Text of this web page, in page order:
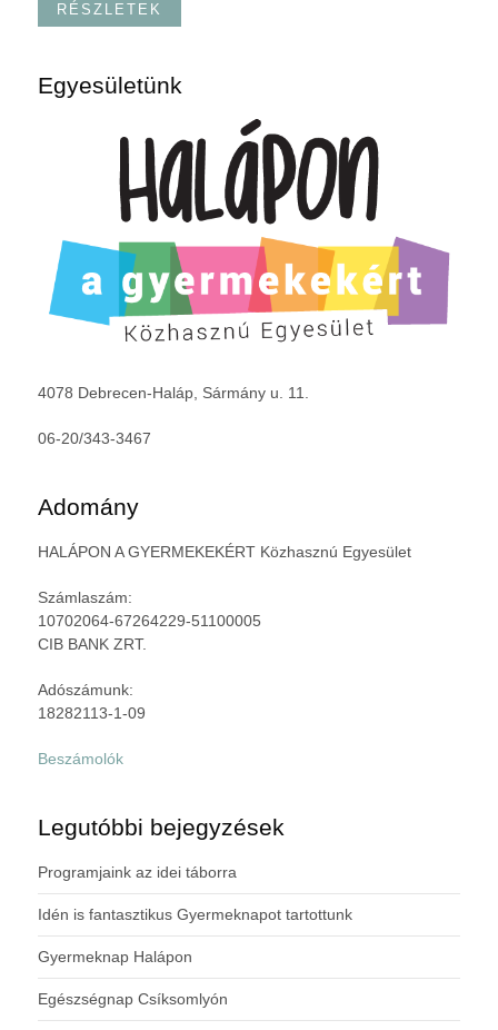
RÉSZLETEK
Egyesületünk
4078 Debrecen-Haláp, Sármány u. 11.
06-20/343-3467
Adomány
HALÁPON A GYERMEKEKÉRT Közhasznú Egyesület
Számlaszám:
10702064-67264229-51100005
CIB BANK ZRT.
Adószámunk:
18282113-1-09
Beszámolók
Legutóbbi bejegyzések
Programjaink az idei táborra
Idén is fantasztikus Gyermeknapot tartottunk
Gyermeknap Halápon
Egészségnap Csíksomlyón